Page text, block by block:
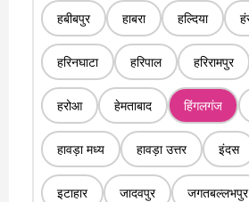
हबीबपुर हाबरा हल्दिया
हरिनघाटा हरिपाल हरिरामपुर
हरोआ हेमताबाद हिंगलगंज
हावड़ा मध्य हावड़ा उत्तर इंदस
इटाहार जादवपुर जगतबल्लभपुर